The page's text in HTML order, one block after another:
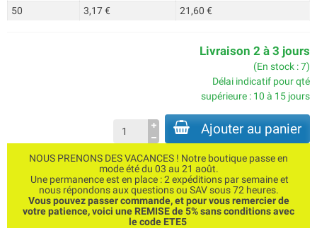
50
3,17 € 21,60 €
Livraison 2 à 3 jours
(En stock : 7)
Délai indicatif pour qté
supérieure : 10 à 15 jours
Ajouter au panier
NOUS PRENONS DES VACANCES ! Notre boutique passe en
mode été du 03 au 21 août.
Une permanence est en place : 2 expéditions par semaine et
nous répondons aux questions ou SAV sous 72 heures.
Vous pouvez passer commande, et pour vous remercier de
votre patience, voici une REMISE de 5% sans conditions avec
le code ETE5